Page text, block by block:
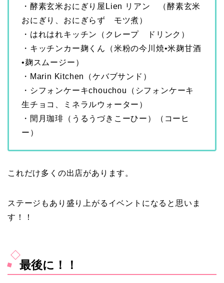
・酵素玄米おにぎり屋Lien リアン （酵素玄米
おにぎり、おにぎらず モツ煮）
・はれはれキッチン（クレープ ドリンク）
・キッチンカー麹くん（米粉の今川焼•米麹甘酒
•麹スムージー）
・Marin Kitchen（ケバブサンド）
・シフォンケーキchouchou（シフォンケーキ
生チョコ、ミネラルウォーター）
・閏月珈琲（うるうづきこーひー）（コーヒ
ー）
これだけ多くの出店があります。
ステージもあり盛り上がるイベントになると思いま
す！！
最後に！！